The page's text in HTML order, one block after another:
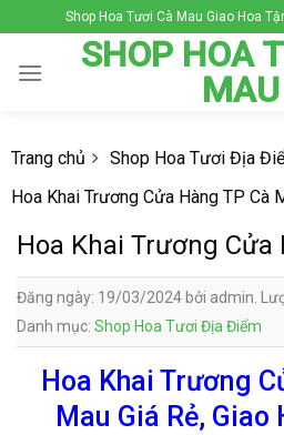
to
content
Shop Hoa Tươi Cà Mau Giao Hoa
SHOP HOA
MAU
Trang chủ
Shop Hoa Tươi Địa
Hoa Khai Trương Cửa Hàng TP Cà
Hoa Khai Trương Cửa
Đăng ngày: 19/03/2024 bởi admin.
Danh mục: Shop Hoa Tươi Địa Điểm
Hoa Khai Trương
Mau Giá Rẻ,